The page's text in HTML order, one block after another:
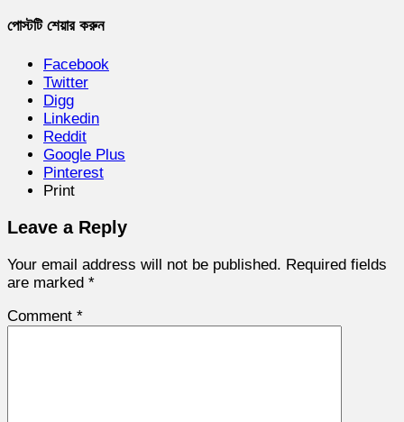
পোস্টটি শেয়ার করুন
Facebook
Twitter
Digg
Linkedin
Reddit
Google Plus
Pinterest
Print
Leave a Reply
Your email address will not be published. Required fields
are marked *
Comment *